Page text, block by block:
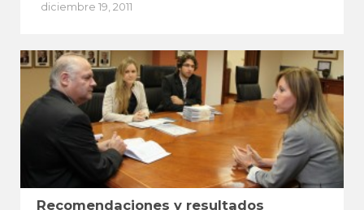
diciembre 19, 2011
Recomendaciones y resultados